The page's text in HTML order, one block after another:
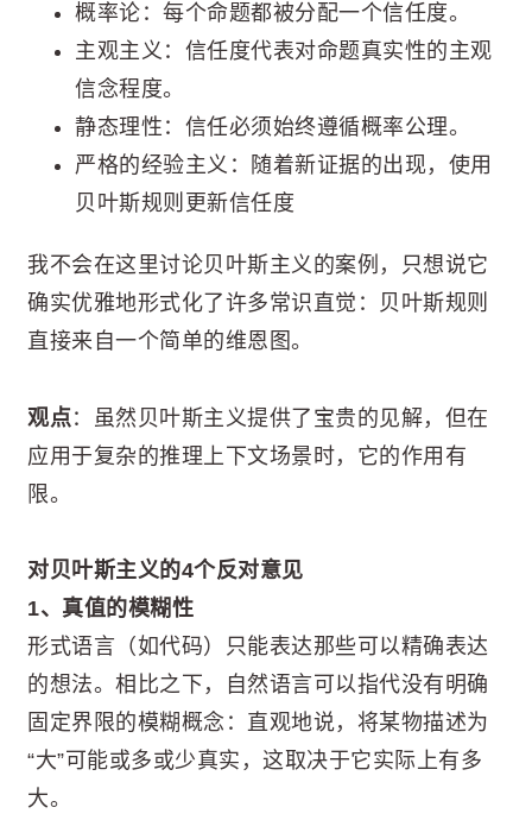
概率论：每个命题都被分配一个信任度。
主观主义：信任度代表对命题真实性的主观
信念程度。
静态理性：信任必须始终遵循概率公理。
严格的经验主义：随着新证据的出现，使用
贝叶斯规则更新信任度
我不会在这里讨论贝叶斯主义的案例，只想说它
确实优雅地形式化了许多常识直觉：贝叶斯规则
直接来自一个简单的维恩图。
观点：虽然贝叶斯主义提供了宝贵的见解，但在
应用于复杂的推理上下文场景时，它的作用有
限。
对贝叶斯主义的4个反对意见
1、真值的模糊性
形式语言（如代码）只能表达那些可以精确表达
的想法。相比之下，自然语言可以指代没有明确
固定界限的模糊概念：直观地说，将某物描述为
“大”可能或多或少真实，这取决于它实际上有多
大。